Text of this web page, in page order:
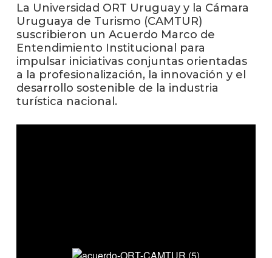
La
en
La Universidad ORT Uruguay y la Cámara
Uruguaya de Turismo (CAMTUR)
suscribieron un Acuerdo Marco de
Entendimiento Institucional para
impulsar iniciativas conjuntas orientadas
a la profesionalización, la innovación y el
desarrollo sostenible de la industria
turística nacional.